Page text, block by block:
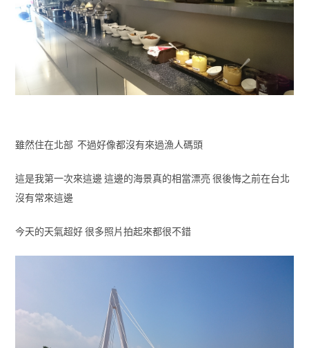
雖然住在北部 不過好像都沒有來過漁人碼頭
這是我第一次來這邊 這邊的海景真的相當漂亮 很後悔之前在台北
沒有常來這邊
今天的天氣超好 很多照片拍起來都很不錯